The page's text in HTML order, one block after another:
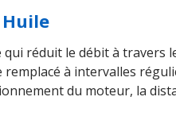
qui réduit le débit à
à intervalles
du moteur, la